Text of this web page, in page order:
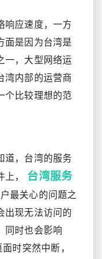
响应速度，一方
面是因为台湾是
一，大型网络运
湾内部的运营商
个比较理想的范
道，台湾的服务
，
台湾服务
最关心的问题之
出现无法访问的
同时也会影响
时突然中断，